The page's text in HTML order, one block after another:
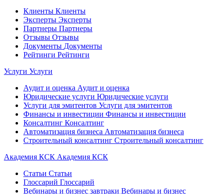
Клиенты Клиенты
Эксперты Эксперты
Партнеры Партнеры
Отзывы Отзывы
Документы Документы
Рейтинги Рейтинги
Услуги Услуги
Аудит и оценка Аудит и оценка
Юридические услуги Юридические услуги
Услуги для эмитентов Услуги для эмитентов
Финансы и инвестиции Финансы и инвестиции
Консалтинг Консалтинг
Автоматизация бизнеса Автоматизация бизнеса
Строительный консалтинг Строительный консалтинг
Академия КСК Академия КСК
Статьи Статьи
Глоссарий Глоссарий
Вебинары и бизнес завтраки Вебинары и бизнес